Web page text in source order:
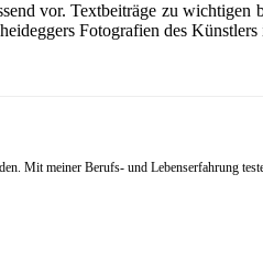
vor. Textbeiträge zu
Fotografien des
Mit meiner Berufs- und Lebenserfahrung